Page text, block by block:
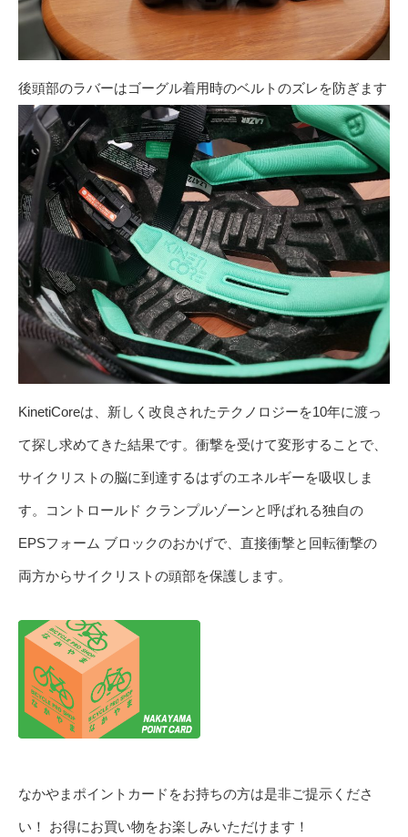
後頭部のラバーはゴーグル着用時のベルトのズレを防ぎます
KinetiCoreは、新しく改良されたテクノロジーを10年に渡っ
て探し求めてきた結果です。衝撃を受けて変形することで、
サイクリストの脳に到達するはずのエネルギーを吸収しま
す。コントロールド クランプルゾーンと呼ばれる独自の
EPSフォーム ブロックのおかげで、直接衝撃と回転衝撃の
両方からサイクリストの頭部を保護します。
なかやまポイントカードをお持ちの方は是非ご提示くださ
い！ お得にお買い物をお楽しみいただけます！